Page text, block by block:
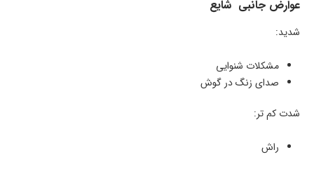
عوارض جانبی شایع
شدید:
مشکلات شنوایی
صدای زنگ در گوش
شدت کم تر:
راش